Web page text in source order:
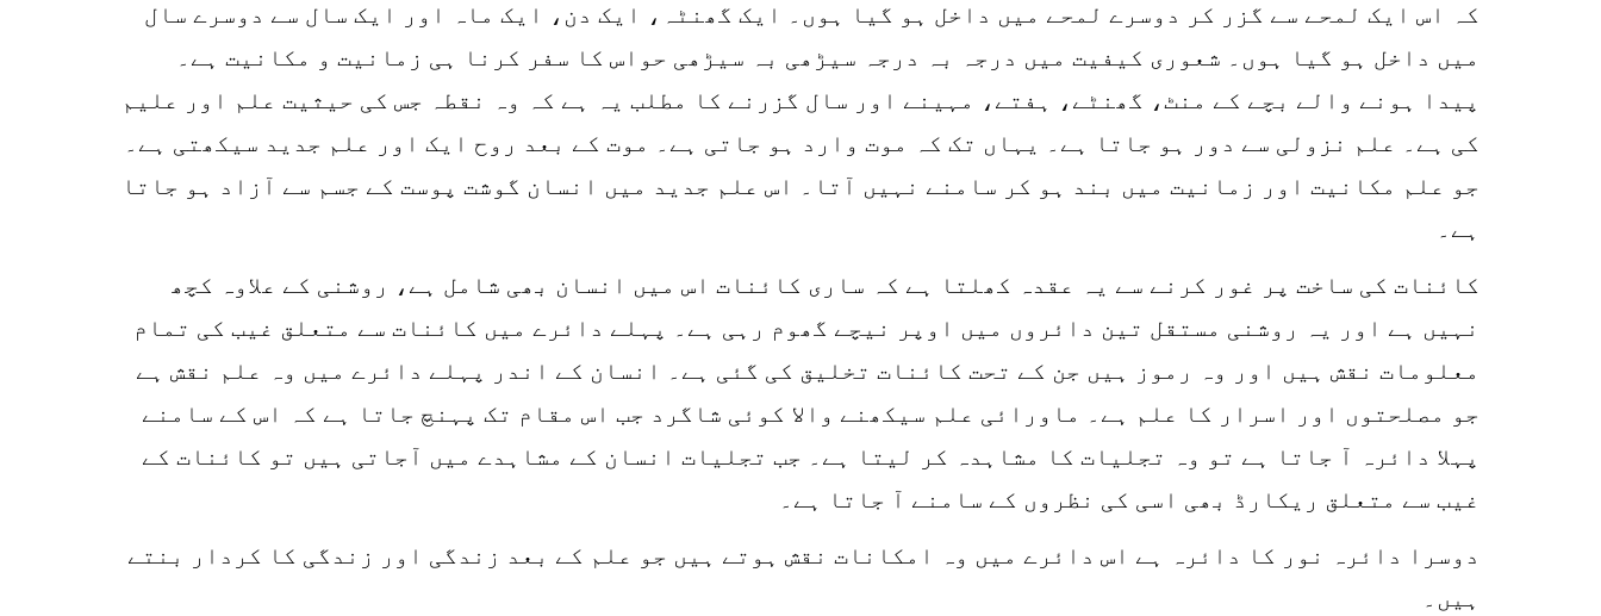
کہ اس ایک لمحے سے گزر کر دوسرے لمحے میں داخل ہو گیا ہوں۔ ایک گھنٹہ، ایک دن، ایک ماہ اور ایک سال سے دوسرے سال
میں داخل ہو گیا ہوں۔ شعوری کیفیت میں درجہ بہ درجہ سیڑھی بہ سیڑھی حواس کا سفر کرنا ہی زمانیت و مکانیت ہے۔
پیدا ہونے والے بچے کے منٹ، گھنٹے، ہفتے، مہینے اور سال گزرنے کا مطلب یہ ہے کہ وہ نقطہ جس کی حیثیت علم اور علیم
کی ہے۔ علم نزولی سے دور ہو جاتا ہے۔ یہاں تک کہ موت وارد ہو جاتی ہے۔ موت کے بعد روح ایک اور علم جدید سیکھتی ہے۔
جو علم مکانیت اور زمانیت میں بند ہو کر سامنے نہیں آتا۔ اس علم جدید میں انسان گوشت پوست کے جسم سے آزاد ہو جاتا
ہے۔
کائنات کی ساخت پر غور کرنے سے یہ عقدہ کھلتا ہے کہ ساری کائنات اس میں انسان بھی شامل ہے، روشنی کے علاوہ کچھ
نہیں ہے اور یہ روشنی مستقل تین دائروں میں اوپر نیچے گھوم رہی ہے۔ پہلے دائرے میں کائنات سے متعلق غیب کی تمام
معلومات نقش ہیں اور وہ رموز ہیں جن کے تحت کائنات تخلیق کی گئی ہے۔ انسان کے اندر پہلے دائرے میں وہ علم نقش ہے
جو مصلحتوں اور اسرار کا علم ہے۔ ماورائی علم سیکھنے والا کوئی شاگرد جب اس مقام تک پہنچ جاتا ہے کہ اس کے سامنے
پہلا دائرہ آ جاتا ہے تو وہ تجلیات کا مشاہدہ کر لیتا ہے۔ جب تجلیات انسان کے مشاہدے میں آجاتی ہیں تو کائنات کے
غیب سے متعلق ریکارڈ بھی اسی کی نظروں کے سامنے آ جاتا ہے۔
دوسرا دائرہ نور کا دائرہ ہے اس دائرے میں وہ امکانات نقش ہوتے ہیں جو علم کے بعد زندگی اور زندگی کا کردار بنتے
ہیں۔